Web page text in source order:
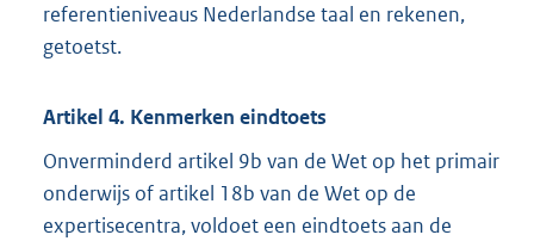
referentieniveaus Nederlandse taal en rekenen,
getoetst.
Artikel 4. Kenmerken eindtoets
Onverminderd artikel 9b van de Wet op het primair
onderwijs of artikel 18b van de Wet op de
expertisecentra, voldoet een eindtoets aan de